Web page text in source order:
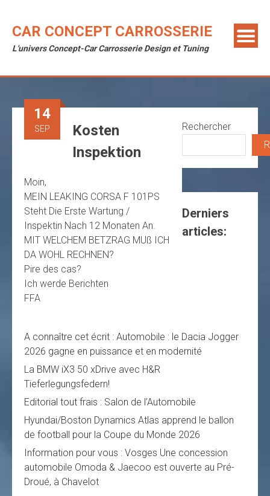
content
CAR CONCEPT CARROSSERIE
L'univers Concept-Car Carrosserie Design et Tuning
14
SEP
Kosten
Inspektion
Moin,
MEIN LEAKING CORSA F 101PS
Steht Die Erste Wartung /
Inspektin Nach 12 Monaten An.
MIT WELCHEM BETZRAG MUß ICH
DA WOHL RECHNEN?
Pire des cas?
Ich werde Berichten
FFA
Rechercher
Derniers
articles:
A connaître cet écrit : Automobile : le Dacia Jogger
2026 gagne en puissance et en modernité
La BMW iX3 50 xDrive avec H&R
Tieferlegungsfedern!
Editorial tout frais : Salon de l’Automobile
Hyundai/Boston Dynamics Atlas apprend le ballon
de football pour la Coupe du Monde 2026
Information pour vous : Vosges Une concession
automobile Omoda & Jaecoo est ouverte au Pré-
Droué, à Chavelot